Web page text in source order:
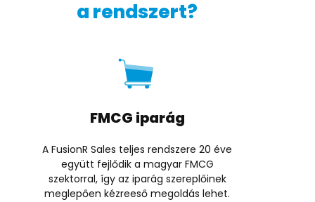
a rendszert?
FMCG iparág
A FusionR Sales teljes rendszere 20 éve
együtt fejlődik a magyar FMCG
szektorral, így az iparág szereplőinek
meglepően kézreeső megoldás lehet.